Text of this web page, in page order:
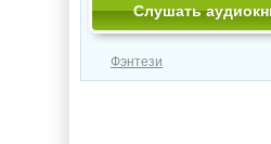
Слушать
Фэнтези